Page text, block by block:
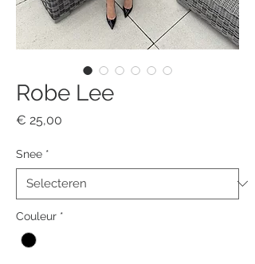
Robe Lee
€ 25,00
Snee *
Couleur *